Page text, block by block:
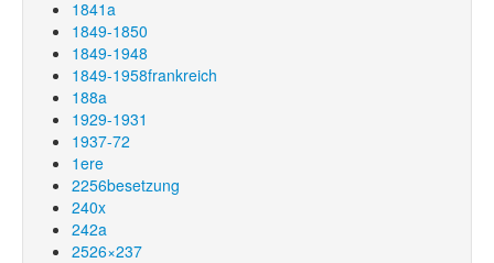
1841a
1849-1850
1849-1948
1849-1958frankreich
188a
1929-1931
1937-72
1ere
2256besetzung
240x
242a
2526×237